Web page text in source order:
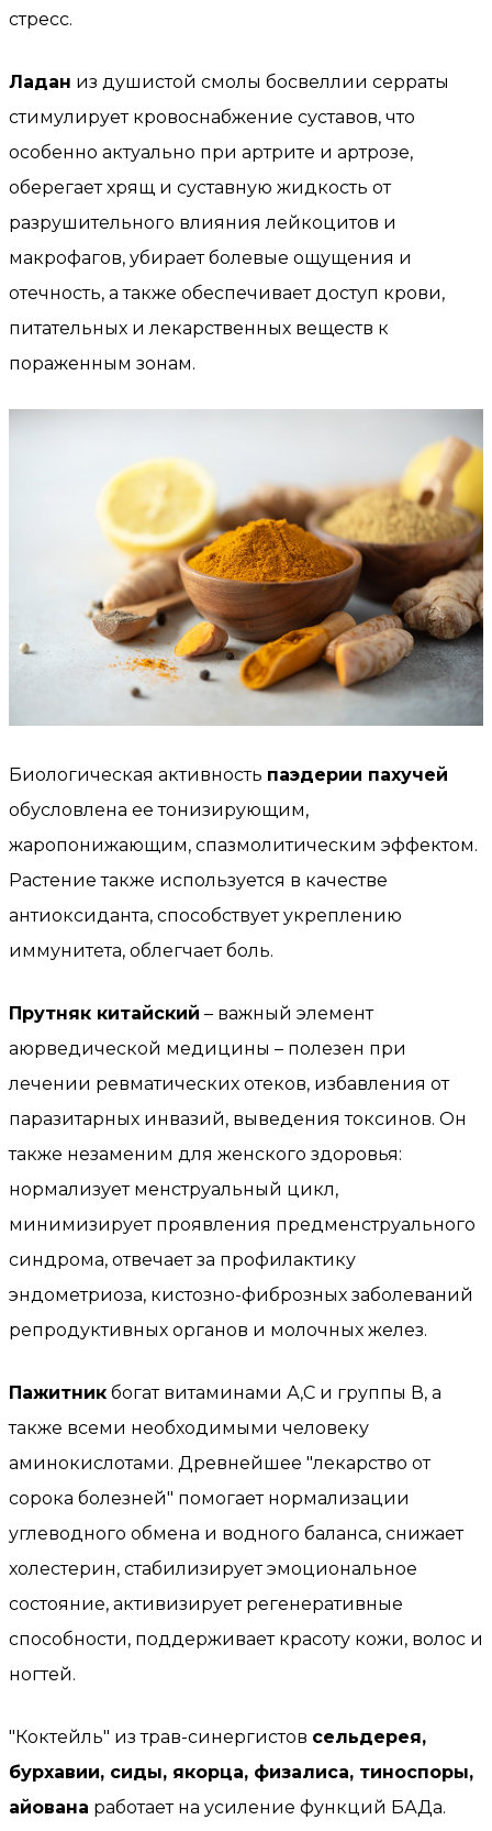
стресс.
Ладан из душистой смолы босвеллии серраты
стимулирует кровоснабжение суставов, что
особенно актуально при артрите и артрозе,
оберегает хрящ и суставную жидкость от
разрушительного влияния лейкоцитов и
макрофагов, убирает болевые ощущения и
отечность, а также обеспечивает доступ крови,
питательных и лекарственных веществ к
пораженным зонам.
Биологическая активность паэдерии пахучей
обусловлена ее тонизирующим,
жаропонижающим, спазмолитическим эффектом.
Растение также используется в качестве
антиоксиданта, способствует укреплению
иммунитета, облегчает боль.
Прутняк китайский – важный элемент
аюрведической медицины – полезен при
лечении ревматических отеков, избавления от
паразитарных инвазий, выведения токсинов. Он
также незаменим для женского здоровья:
нормализует менструальный цикл,
минимизирует проявления предменструального
синдрома, отвечает за профилактику
эндометриоза, кистозно-фиброзных заболеваний
репродуктивных органов и молочных желез.
Пажитник богат витаминами А,С и группы В, а
также всеми необходимыми человеку
аминокислотами. Древнейшее "лекарство от
сорока болезней" помогает нормализации
углеводного обмена и водного баланса, снижает
холестерин, стабилизирует эмоциональное
состояние, активизирует регенеративные
способности, поддерживает красоту кожи, волос и
ногтей.
"Коктейль" из трав-синергистов сельдерея,
бурхавии, сиды, якорца, физалиса, тиноспоры,
айована работает на усиление функций БАДа.